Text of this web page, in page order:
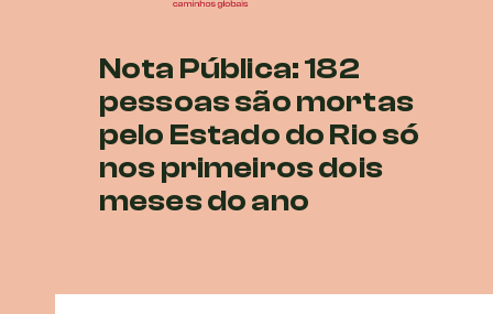
Nota Pública: 182
pessoas são mortas
pelo Estado do Rio só
nos primeiros dois
meses do ano